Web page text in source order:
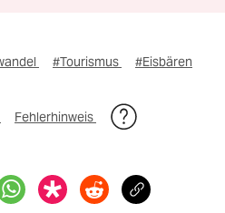
#Tourismus #Eisbären
Fehlerhinweis